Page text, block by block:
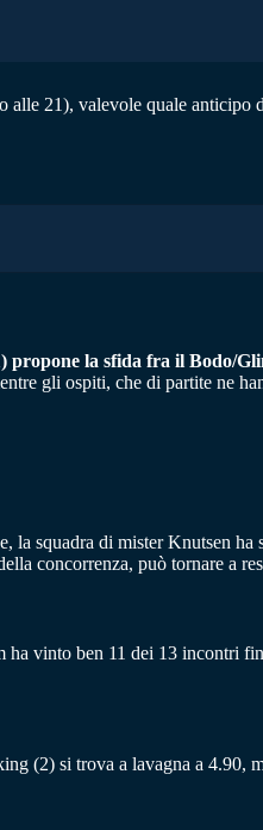
21), valevole quale anticipo
propone la sfida fra il Bodo/
gli ospiti, che di partite ne
squadra di mister Knutsen
concorrenza, può tornare a
ha vinto ben 11 dei 13
(2) si trova a lavagna a 4.90,